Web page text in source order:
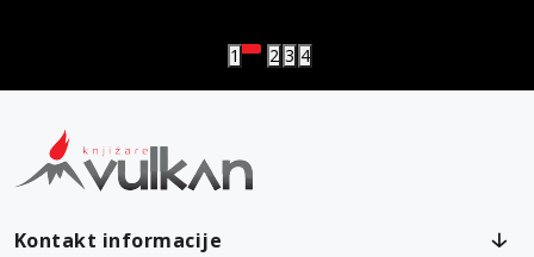
1 2 3 4
Kontakt informacije